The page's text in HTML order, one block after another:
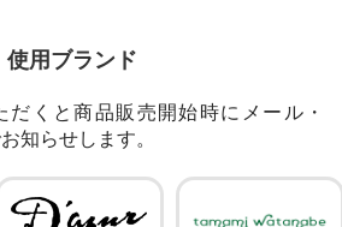
使用ブランド
だくと商品販売開始時にメール・
知らせします。